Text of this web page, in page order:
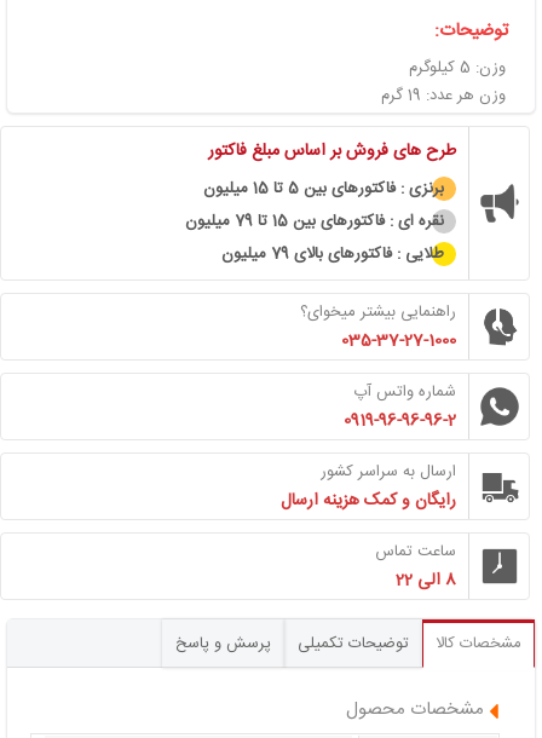
توضیحات:
وزن: 5 کیلوگرم
وزن هر عدد: 19 گرم
طرح های فروش بر اساس مبلغ فاکتور
برنزی : فاکتورهای بین 5 تا 15 میلیون
نقره ای : فاکتورهای بین 15 تا 79 میلیون
طلایی : فاکتورهای بالای 79 میلیون
راهنمایی بیشتر میخوای؟
035-37-27-1000
شماره واتس آپ
0919-96-96-96-2
ارسال به سراسر کشور
رایگان و کمک هزینه ارسال
ساعت تماس
8 الی 22
مشخصات کالا توضیحات تکمیلی پرسش و پاسخ
مشخصات محصول